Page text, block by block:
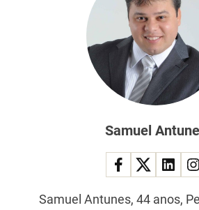
Samuel
Samuel Antunes, 44 anos,